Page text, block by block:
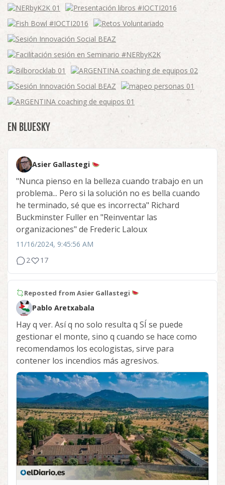
EN BLUESKY
Asier Gallastegi
"Nunca pienso en la belleza cuando trabajo en un
problema... Pero si la solución no es bella cuando
he terminado, sé que es incorrecta" Richard
Buckminster Fuller en "Reinventar las
organizaciones" de Frederic Laloux
11/16/2024, 9:45:56 AM
2
17
Reposted from Asier Gallastegi
Pablo Aretxabala
Hay q ver. Así q no solo resulta q SÍ se puede
gestionar el monte, sino q cuando se hace como
recomendamos los ecologistas, sirve para
contener los incendios más agresivos.